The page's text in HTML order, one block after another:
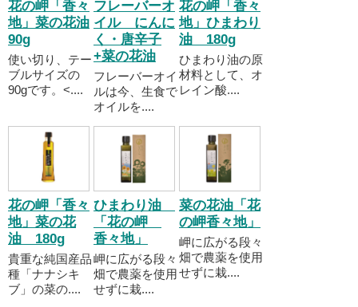
花の岬「香々
地」菜の花油
90g
使い切り、テー
ブルサイズの
90gです。<....
フレーバーオ
イル にんに
く・唐辛子
+菜の花油
フレーバーオイ
ルは今、生食で
オイルを....
花の岬「香々
地」ひまわり
油 180g
ひまわり油の原
材料として、オ
レイン酸....
花の岬「香々
地」菜の花
油 180g
貴重な純国産品
種「ナナシキ
ブ」の菜の....
ひまわり油
「花の岬
香々地」
岬に広がる段々
畑で農薬を使用
せずに栽....
菜の花油「花
の岬香々地」
岬に広がる段々
畑で農薬を使用
せずに栽....